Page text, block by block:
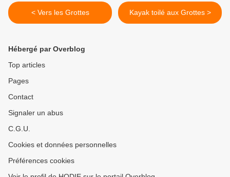
< Vers les Grottes Kayak toilé aux Grottes >
Hébergé par Overblog
Top articles
Pages
Contact
Signaler un abus
C.G.U.
Cookies et données personnelles
Préférences cookies